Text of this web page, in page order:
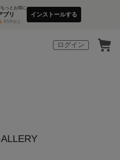
っとお得に
プリ
3万件以上
インストールする
ログイン